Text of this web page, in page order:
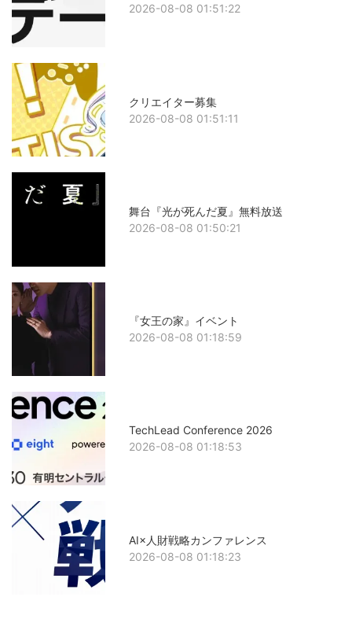
2026-08-08 01:51:22
クリエイター募集
2026-08-08 01:51:11
舞台『光が死んだ夏』無料放送
2026-08-08 01:50:21
『女王の家』イベント
2026-08-08 01:18:59
TechLead Conference 2026
2026-08-08 01:18:53
AI×人財戦略カンファレンス
2026-08-08 01:18:23